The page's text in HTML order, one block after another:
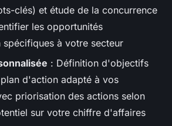
clés) et étude de la concurrence
les opportunités
à votre secteur
: Définition d'objectifs
d'action adapté à vos
priorisation des actions selon
sur votre chiffre d'affaires